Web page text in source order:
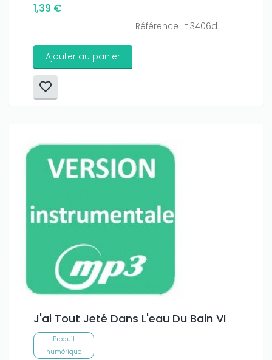
1,39 €
Référence : tl3406d
Ajouter au panier
J'ai Tout Jeté Dans L'eau Du Bain VI
Produit
numérique